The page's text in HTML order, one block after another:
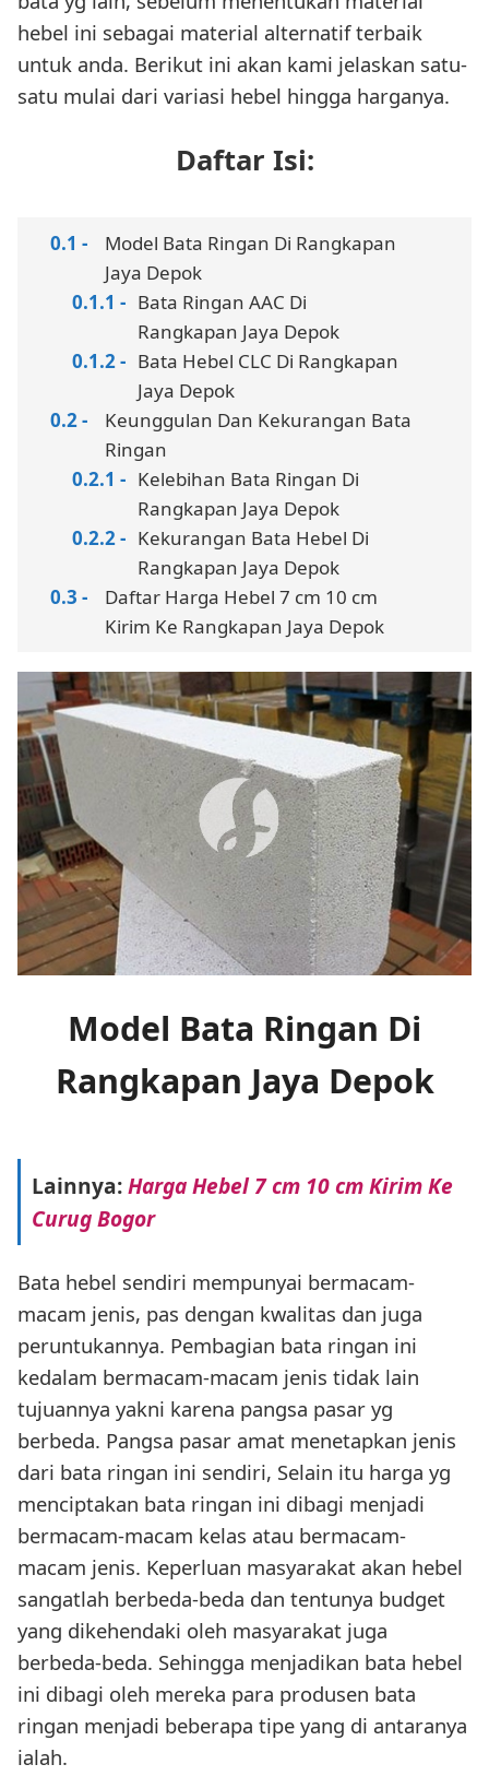
hebel ini sebagai material alternatif terbaik
untuk anda. Berikut ini akan kami jelaskan satu-
satu mulai dari variasi hebel hingga harganya.
Daftar Isi:
Model Bata Ringan Di Rangkapan
Jaya Depok
Bata Ringan AAC Di
Rangkapan Jaya Depok
Bata Hebel CLC Di Rangkapan
Jaya Depok
Keunggulan Dan Kekurangan Bata
Ringan
Kelebihan Bata Ringan Di
Rangkapan Jaya Depok
Kekurangan Bata Hebel Di
Rangkapan Jaya Depok
Daftar Harga Hebel 7 cm 10 cm
Kirim Ke Rangkapan Jaya Depok
Model Bata Ringan Di
Rangkapan Jaya Depok
Lainnya:Harga Hebel 7 cm 10 cm Kirim Ke
Curug Bogor
Bata hebel sendiri mempunyai bermacam-
macam jenis, pas dengan kwalitas dan juga
peruntukannya. Pembagian bata ringan ini
kedalam bermacam-macam jenis tidak lain
tujuannya yakni karena pangsa pasar yg
berbeda. Pangsa pasar amat menetapkan jenis
dari bata ringan ini sendiri, Selain itu harga yg
menciptakan bata ringan ini dibagi menjadi
bermacam-macam kelas atau bermacam-
macam jenis. Keperluan masyarakat akan hebel
sangatlah berbeda-beda dan tentunya budget
yang dikehendaki oleh masyarakat juga
berbeda-beda. Sehingga menjadikan bata hebel
ini dibagi oleh mereka para produsen bata
ringan menjadi beberapa tipe yang di antaranya
ialah.